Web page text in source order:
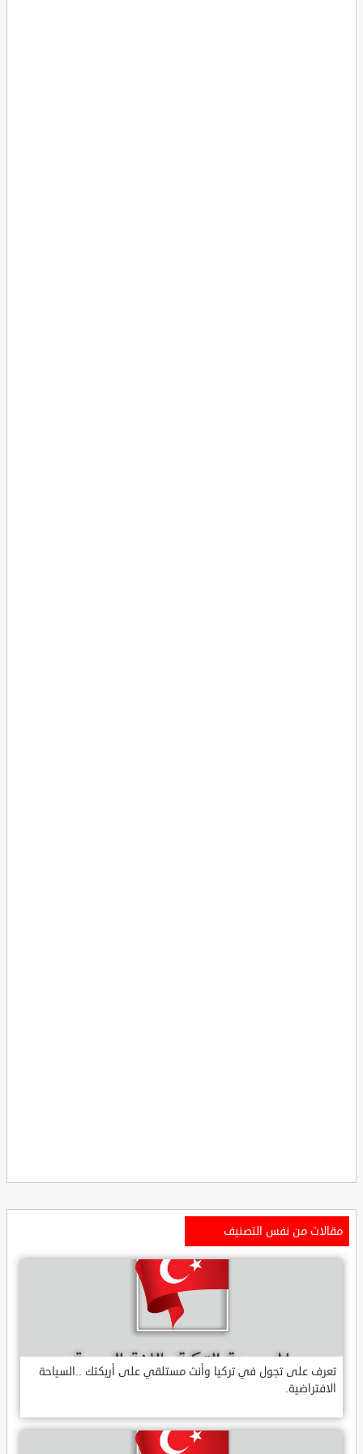
مقالات من نفس التصنيف
تعرف على تجول في تركيا وأنت مستلقي على أريكتك ..السياحة
الافتراضية.